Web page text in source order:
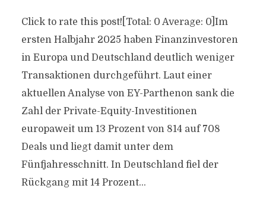
Click to rate this post![Total: 0 Average: 0]Im
ersten Halbjahr 2025 haben Finanzinvestoren
in Europa und Deutschland deutlich weniger
Transaktionen durchgeführt. Laut einer
aktuellen Analyse von EY-Parthenon sank die
Zahl der Private-Equity-Investitionen
europaweit um 13 Prozent von 814 auf 708
Deals und liegt damit unter dem
Fünfjahresschnitt. In Deutschland fiel der
Rückgang mit 14 Prozent...